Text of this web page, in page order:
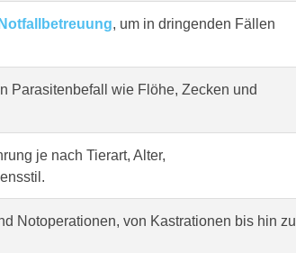
Notfallbetreuung, um in dringenden Fällen
Parasitenbefall wie Flöhe, Zecken und
je nach Tierart, Alter,
Notoperationen, von Kastrationen bis hin zu